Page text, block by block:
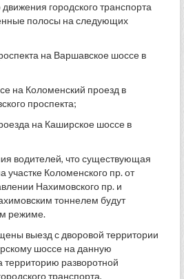
городского транспорта
полосы на следующих
на Варшавское шоссе в
на Коломенский проезд в
проспекта;
на Каширское шоссе в
водителей, что существующая
Коломенского пр. от
Нахимовского пр. и
тоннелем будут
режиме.
выезд с дворовой территории
шоссе на данную
территорию разворотной
транспорта,